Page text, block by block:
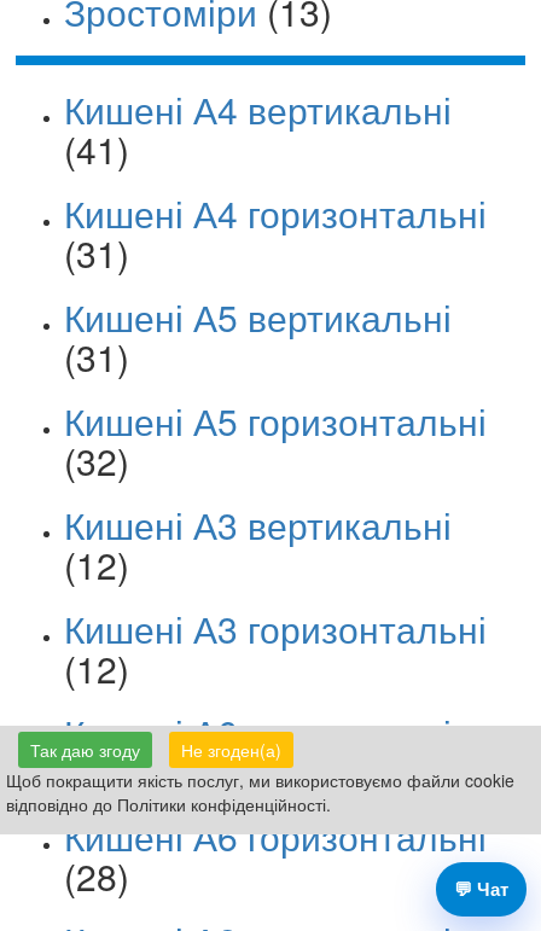
Так даю згоду
Не згоден(а)
Щоб покращити якість послуг, ми використовуємо файли cookie
відповідно до Політики конфіденційності.
Зростоміри (13)
Кишені А4 вертикальні
(41)
Кишені А4 горизонтальні
(31)
Кишені А5 вертикальні
(31)
Кишені А5 горизонтальні
(32)
Кишені А3 вертикальні
(12)
Кишені А3 горизонтальні
(12)
Кишені А6 вертикальні
(29)
Кишені А6 горизонтальні
(28)
💬 Чат